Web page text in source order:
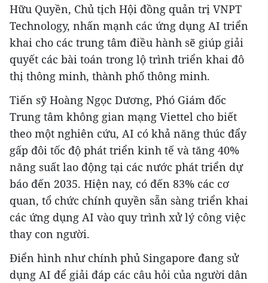
Hữu Quyền, Chủ tịch Hội đồng quản trị VNPT
Technology, nhấn mạnh các ứng dụng AI triển
khai cho các trung tâm điều hành sẽ giúp giải
quyết các bài toán trong lộ trình triển khai đô
thị thông minh, thành phố thông minh.
Tiến sỹ Hoàng Ngọc Dương, Phó Giám đốc
Trung tâm không gian mạng Viettel cho biết
theo một nghiên cứu, AI có khả năng thúc đẩy
gấp đôi tốc độ phát triển kinh tế và tăng 40%
năng suất lao động tại các nước phát triển dự
báo đến 2035. Hiện nay, có đến 83% các cơ
quan, tổ chức chính quyền sẵn sàng triển khai
các ứng dụng AI vào quy trình xử lý công việc
thay con người.
Điển hình như chính phủ Singapore đang sử
dụng AI để giải đáp các câu hỏi của người dân